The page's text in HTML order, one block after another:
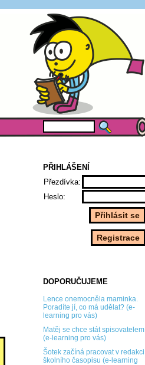
PŘIHLÁŠENÍ
Přezdívka:
Heslo:
DOPORUČUJEME
Lence onemocněla maminka.
Poradíte jí, co má udělat? (e-
learning pro vás)
Matěj se chce stát spisovatelem
(e-learning pro vás)
Šotek začíná pracovat v redakci
školního časopisu (e-learning